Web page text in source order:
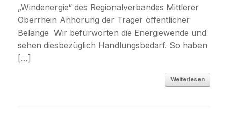
„Windenergie“ des Regionalverbandes Mittlerer
Oberrhein Anhörung der Träger öffentlicher
Belange Wir befürworten die Energiewende und
sehen diesbezüglich Handlungsbedarf. So haben
[…]
Weiterlesen